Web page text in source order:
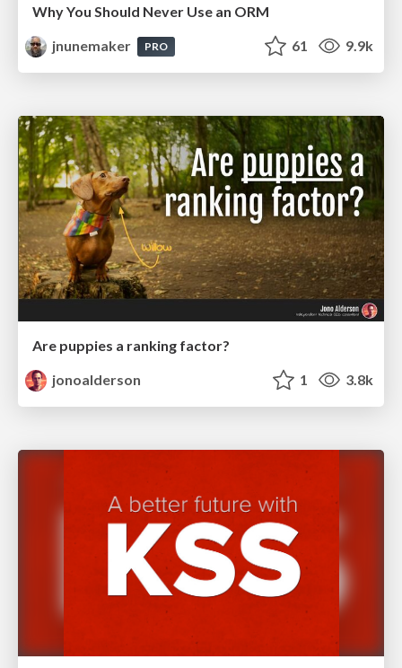
Why You Should Never Use an ORM
jnunemaker
PRO 61 9.9k
Are puppies a ranking factor?
jonoalderson
1 3.8k